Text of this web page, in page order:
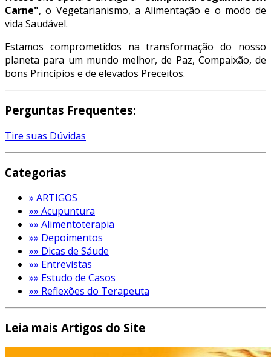
Carne", o Vegetarianismo, a Alimentação e o modo de
vida Saudável.
Estamos comprometidos na transformação do nosso
planeta para um mundo melhor, de Paz, Compaixão, de
bons Princípios e de elevados Preceitos.
Perguntas Frequentes:
Tire suas Dúvidas
Categorias
» ARTIGOS
»» Acupuntura
»» Alimentoterapia
»» Depoimentos
»» Dicas de Sáude
»» Entrevistas
»» Estudo de Casos
»» Reflexões do Terapeuta
Leia mais Artigos do Site